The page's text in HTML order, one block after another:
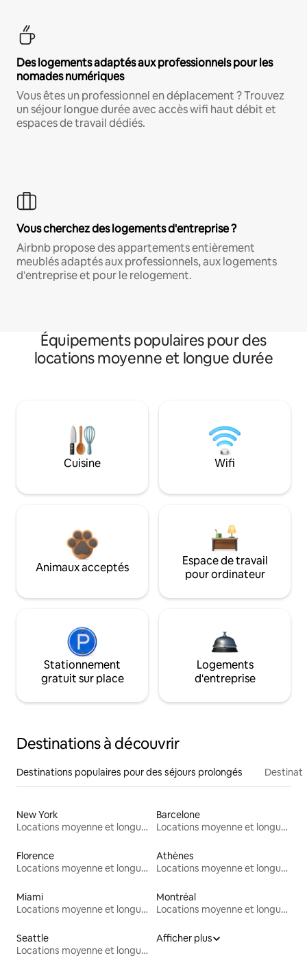
Des logements adaptés aux professionnels pour les
nomades numériques
Vous êtes un professionnel en déplacement ? Trouvez
un séjour longue durée avec accès wifi haut débit et
espaces de travail dédiés.
Vous cherchez des logements d'entreprise ?
Airbnb propose des appartements entièrement
meublés adaptés aux professionnels, aux logements
d'entreprise et pour le relogement.
Équipements populaires pour des
locations moyenne et longue durée
Cuisine Wifi
Animaux acceptés
Espace de travail
pour ordinateur
Stationnement
gratuit sur place
Logements
d'entreprise
Destinations à découvrir
Destinations populaires pour des séjours prolongés
New York
Locations moyenne et longue durée
Barcelone
Locations moyenne et longue durée
Florence
Locations moyenne et longue durée
Athènes
Locations moyenne et longue durée
Miami
Locations moyenne et longue durée
Montréal
Locations moyenne et longue durée
Seattle
Locations moyenne et longue durée
Afficher plus